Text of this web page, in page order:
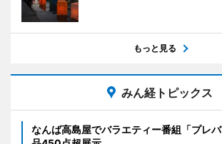
もっと見る
みん経トピックス
なんば高島屋でバラエティー番組「プレ